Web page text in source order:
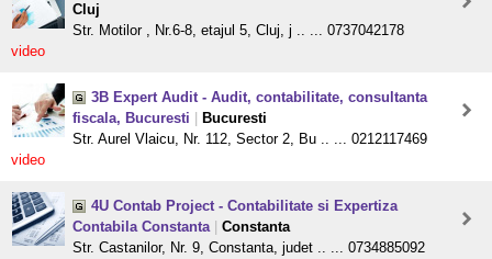
Cluj
Str. Motilor , Nr.6-8, etajul 5, Cluj, j .. ... 0737042178
video
3B Expert Audit - Audit, contabilitate, consultanta
fiscala, Bucuresti
Bucuresti
Str. Aurel Vlaicu, Nr. 112, Sector 2, Bu .. ... 0212117469
video
4U Contab Project - Contabilitate si Expertiza
Contabila Constanta
Constanta
Str. Castanilor, Nr. 9, Constanta, judet .. ... 0734885092